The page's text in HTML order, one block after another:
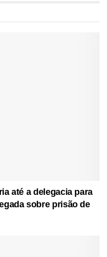
até a delegacia para
sobre prisão de